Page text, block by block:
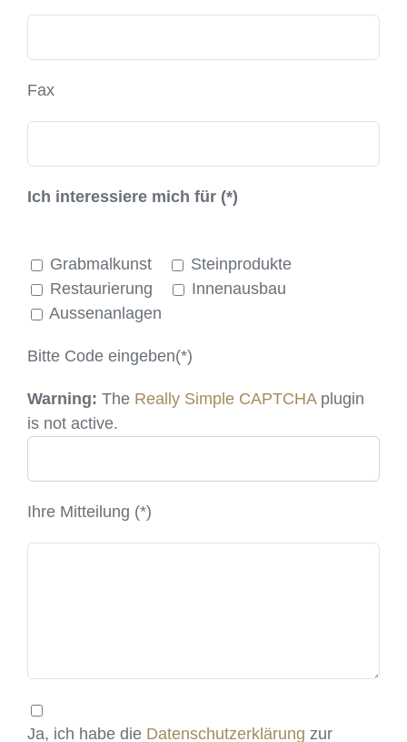
Fax
Ich interessiere mich für (*)
Grabmalkunst
Steinprodukte
Restaurierung
Innenausbau
Aussenanlagen
Bitte Code eingeben(*)
Warning: The Really Simple CAPTCHAplugin
is not active.
Ihre Mitteilung (*)
Ja, ich habe die Datenschutzerklärung zur